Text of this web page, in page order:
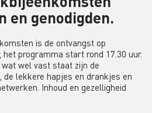
en genodigden.
is de ontvangst op
het programma start rond 17.30 uur.
wel vast staat zijn de
lekkere hapjes en drankjes en
Inhoud en gezelligheid